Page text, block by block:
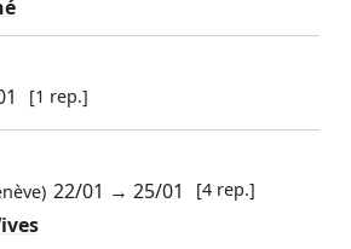
[1 rep.]
22/01 →25/01 [4 rep.]